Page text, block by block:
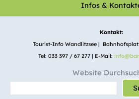
Infos &
Kontakt:
Tourist-Info Wandlitzsee |
Tel: 033 397 / 67 277 | E-Mail:
Website